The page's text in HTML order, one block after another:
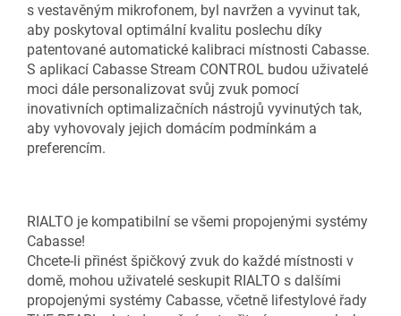
s vestavěným mikrofonem, byl navržen a vyvinut tak,
aby poskytoval optimální kvalitu poslechu díky
patentované automatické kalibraci místnosti Cabasse.
S aplikací Cabasse Stream CONTROL budou uživatelé
moci dále personalizovat svůj zvuk pomocí
inovativních optimalizačních nástrojů vyvinutých tak,
aby vyhovovaly jejich domácím podmínkám a
preferencím.
RIALTO je kompatibilní se všemi propojenými systémy
Cabasse!
Chcete-li přinést špičkový zvuk do každé místnosti v
domě, mohou uživatelé seskupit RIALTO s dalšími
propojenými systémy Cabasse, včetně lifestylové řady